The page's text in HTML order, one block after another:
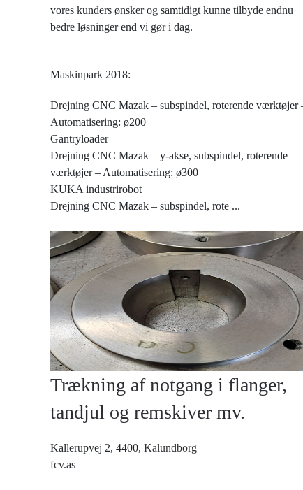
vores kunders ønsker og samtidigt kunne tilbyde endnu
bedre løsninger end vi gør i dag.
Maskinpark 2018:
Drejning CNC Mazak – subspindel, roterende værktøjer
Automatisering: ø200
Gantryloader
Drejning CNC Mazak – y-akse, subspindel, roterende
værktøjer – Automatisering: ø300
KUKA industrirobot
Drejning CNC Mazak – subspindel, rote ...
Trækning af notgang i flanger,
tandjul og remskiver mv.
Kallerupvej 2, 4400, Kalundborg
fcv.as